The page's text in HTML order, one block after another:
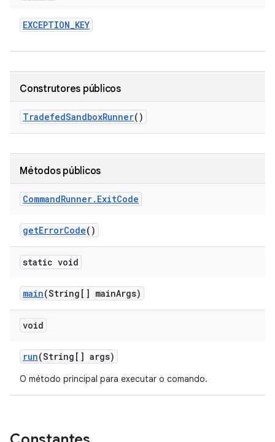
EXCEPTION_KEY
Construtores públicos
TradefedSandboxRunner()
Métodos públicos
CommandRunner. ExitCode
getErrorCode()
static void
main(String[] mainArgs)
void
run(String[] args)
O método principal para executar o comando.